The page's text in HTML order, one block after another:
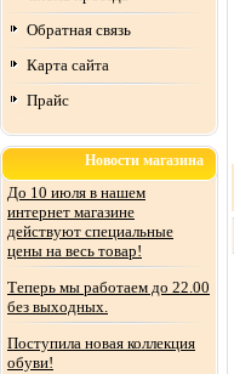
Обратная связь
Карта сайта
Прайс
Новости магазина
До 10 июля в нашем
интернет магазине
действуют специальные
цены на весь товар!
Теперь мы работаем до 22.00
без выходных.
Поступила новая коллекция
обуви!